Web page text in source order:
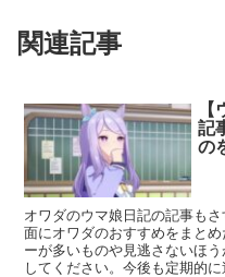
関連記事
記
の
オワダのウマ娘日記の記事も
面にオワダのおすすめをまと
ーが多いものや見逃さないほ
してください。今後も定期的に